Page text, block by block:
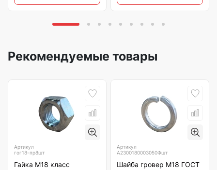
Рекомендуемые товары
Артикул
гог18-пр8шт
Гайка М18 класс
Артикул
А2300180003050Фшт
Шайба гровер М18 ГОСТ